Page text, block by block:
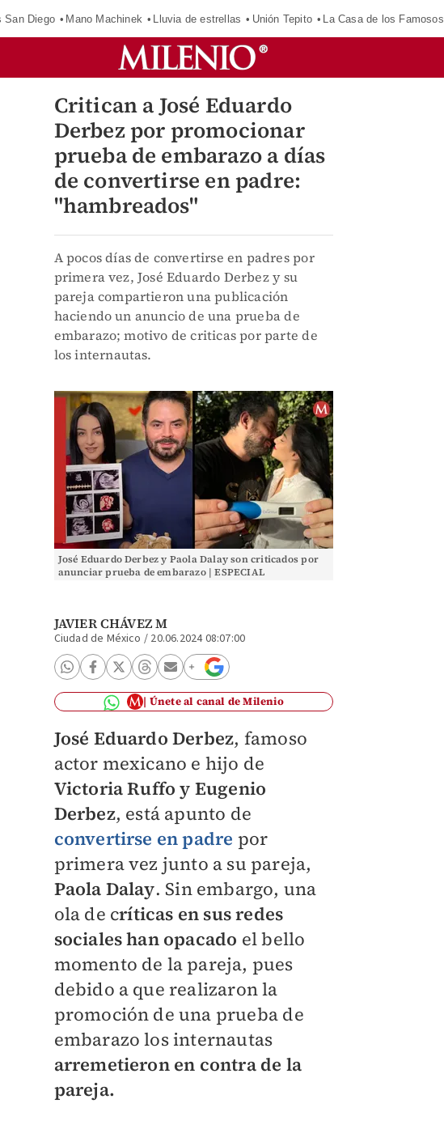
San Diego Mano Machinek Lluvia de estrellas Unión Tepito La Casa de los Famosos
Critican a José Eduardo
Derbez por promocionar
prueba de embarazo a días
de convertirse en padre:
"hambreados"
A pocos días de convertirse en padres por
primera vez, José Eduardo Derbez y su
pareja compartieron una publicación
haciendo un anuncio de una prueba de
embarazo; motivo de criticas por parte de
los internautas.
José Eduardo Derbez y Paola Dalay son criticados por
anunciar prueba de embarazo | ESPECIAL
JAVIER CHÁVEZ M
Ciudad de México / 20.06.2024 08:07:00
Únete al canal de Milenio
José Eduardo Derbez, famoso
actor mexicano e hijo de
Victoria Ruffo y Eugenio
Derbez, está apunto de
convertirse en padre por
primera vez junto a su pareja,
Paola Dalay. Sin embargo, una
ola de críticas en sus redes
sociales han opacado el bello
momento de la pareja, pues
debido a que realizaron la
promoción de una prueba de
embarazo los internautas
arremetieron en contra de la
pareja.